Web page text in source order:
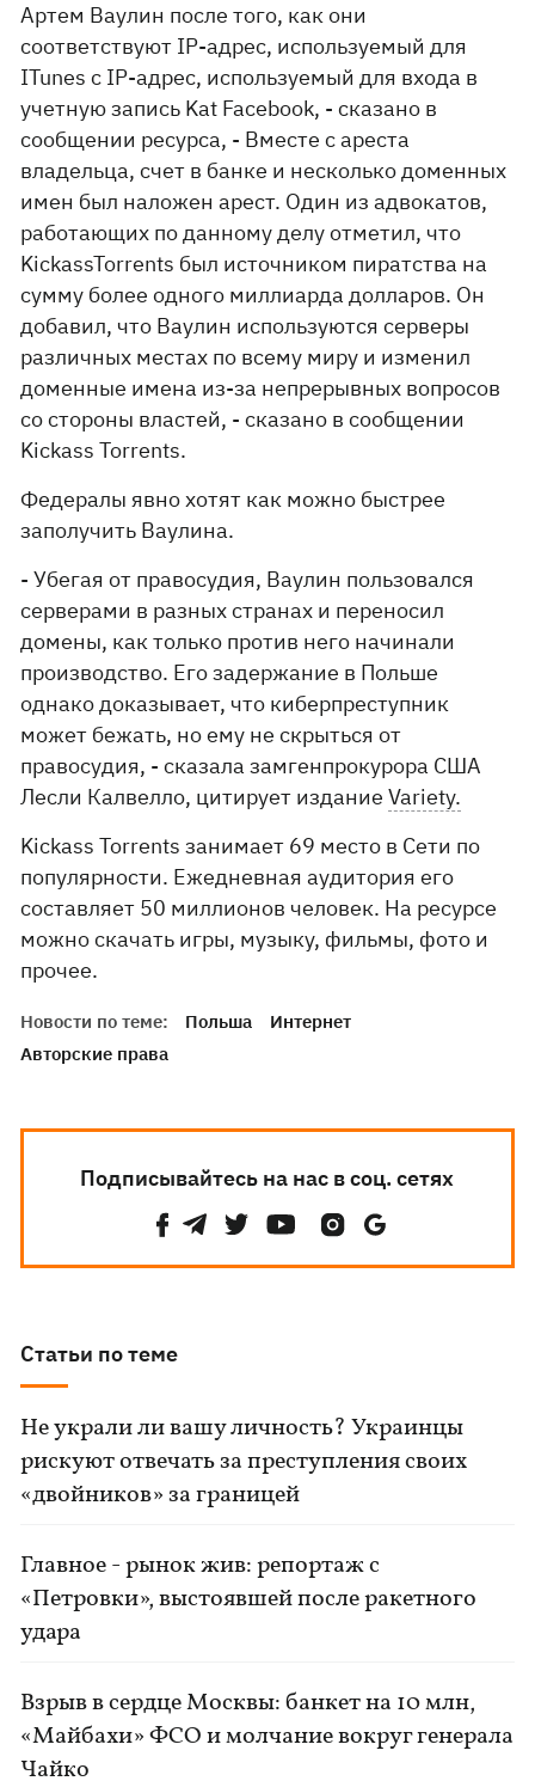
Артем Ваулин после того, как они
соответствуют IP-адрес, используемый для
ITunes с IP-адрес, используемый для входа в
учетную запись Kat Facebook, - сказано в
сообщении ресурса, - Вместе с ареста
владельца, счет в банке и несколько доменных
имен был наложен арест. Один из адвокатов,
работающих по данному делу отметил, что
KickassTorrents был источником пиратства на
сумму более одного миллиарда долларов. Он
добавил, что Ваулин используются серверы
различных местах по всему миру и изменил
доменные имена из-за непрерывных вопросов
со стороны властей, - сказано в сообщении
Kickass Torrents.
Федералы явно хотят как можно быстрее
заполучить Ваулина.
- Убегая от правосудия, Ваулин пользовался
серверами в разных странах и переносил
домены, как только против него начинали
производство. Его задержание в Польше
однако доказывает, что киберпреступник
может бежать, но ему не скрыться от
правосудия, - сказала замгенпрокурора США
Лесли Калвелло, цитирует изданиеVariety.
Kickass Torrents занимает 69 место в Сети по
популярности. Ежедневная аудитория его
составляет 50 миллионов человек. На ресурсе
можно скачать игры, музыку, фильмы, фото и
прочее.
Новости по теме: Польша
Интернет
Авторские права
Подписывайтесь на нас в соц. сетях
Статьи по теме
Не украли ли вашу личность? Украинцы
рискуют отвечать за преступления своих
«двойников» за границей
Главное - рынок жив: репортаж с
«Петровки», выстоявшей после ракетного
удара
Взрыв в сердце Москвы: банкет на 10 млн,
«Майбахи» ФСО и молчание вокруг генерала
Чайко